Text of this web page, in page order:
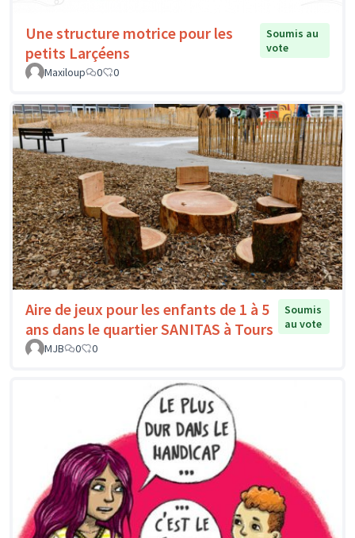
Une structure motrice pour les
petits Larçéens
Soumis au
vote
Maxiloup
0 0
Aire de jeux pour les enfants de 1 à 5
ans dans le quartier SANITAS à Tours
Soumis
au vote
MJB
0 0